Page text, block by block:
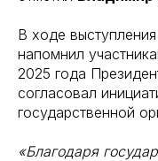
В ходе выступления
напомнил
2025 года
согласовал
государственной
«Благодаря